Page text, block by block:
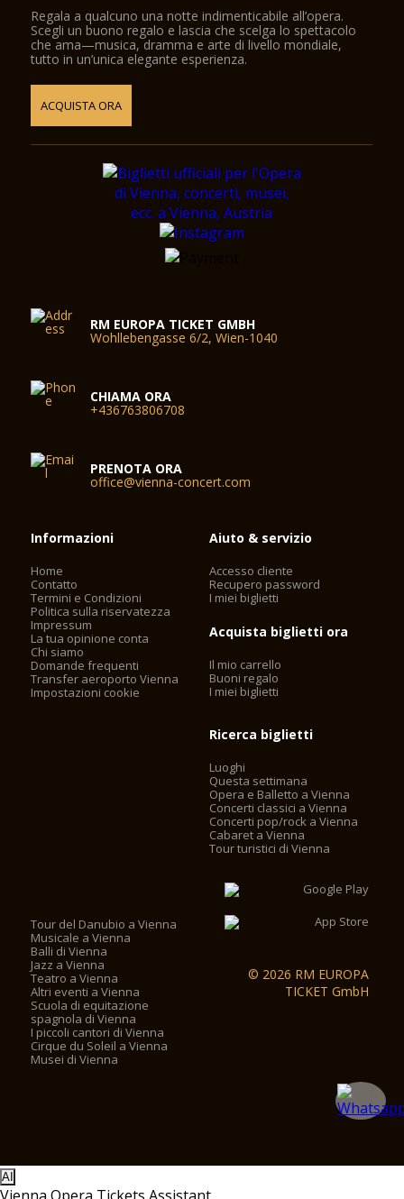
Regala a qualcuno una notte indimenticabile all’opera.
Scegli un buono regalo e lascia che scelga lo spettacolo
che ama—musica, dramma e arte di livello mondiale,
tutto in un’unica elegante esperienza.
ACQUISTA ORA
RM EUROPA TICKET GMBH
Wohllebengasse 6/2, Wien-1040
CHIAMA ORA
+436763806708
PRENOTA ORA
office@vienna-concert.com
Informazioni
Home
Contatto
Termini e Condizioni
Politica sulla riservatezza
Impressum
La tua opinione conta
Chi siamo
Domande frequenti
Transfer aeroporto Vienna
Impostazioni cookie
Aiuto & servizio
Accesso cliente
Recupero password
I miei biglietti
Acquista biglietti ora
Il mio carrello
Buoni regalo
I miei biglietti
Ricerca biglietti
Luoghi
Questa settimana
Opera e Balletto a Vienna
Concerti classici a Vienna
Concerti pop/rock a Vienna
Cabaret a Vienna
Tour turistici di Vienna
Tour del Danubio a Vienna
Musicale a Vienna
Balli di Vienna
Jazz a Vienna
Teatro a Vienna
Altri eventi a Vienna
Scuola di equitazione
spagnola di Vienna
I piccoli cantori di Vienna
Cirque du Soleil a Vienna
Musei di Vienna
© 2026 RM EUROPA
TICKET GmbH
AI